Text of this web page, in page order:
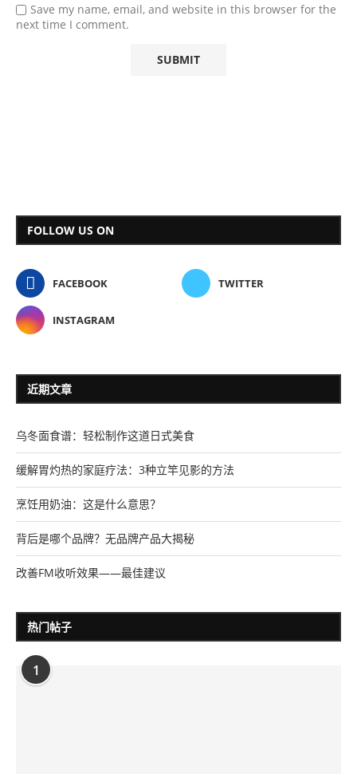
Save my name, email, and website in this browser for the
next time I comment.
FOLLOW US ON
FACEBOOK TWITTER
INSTAGRAM
近期文章
乌冬面食谱：轻松制作这道日式美食
缓解胃灼热的家庭疗法：3种立竿见影的方法
烹饪用奶油：这是什么意思？
背后是哪个品牌？无品牌产品大揭秘
改善FM收听效果——最佳建议
热门帖子
1